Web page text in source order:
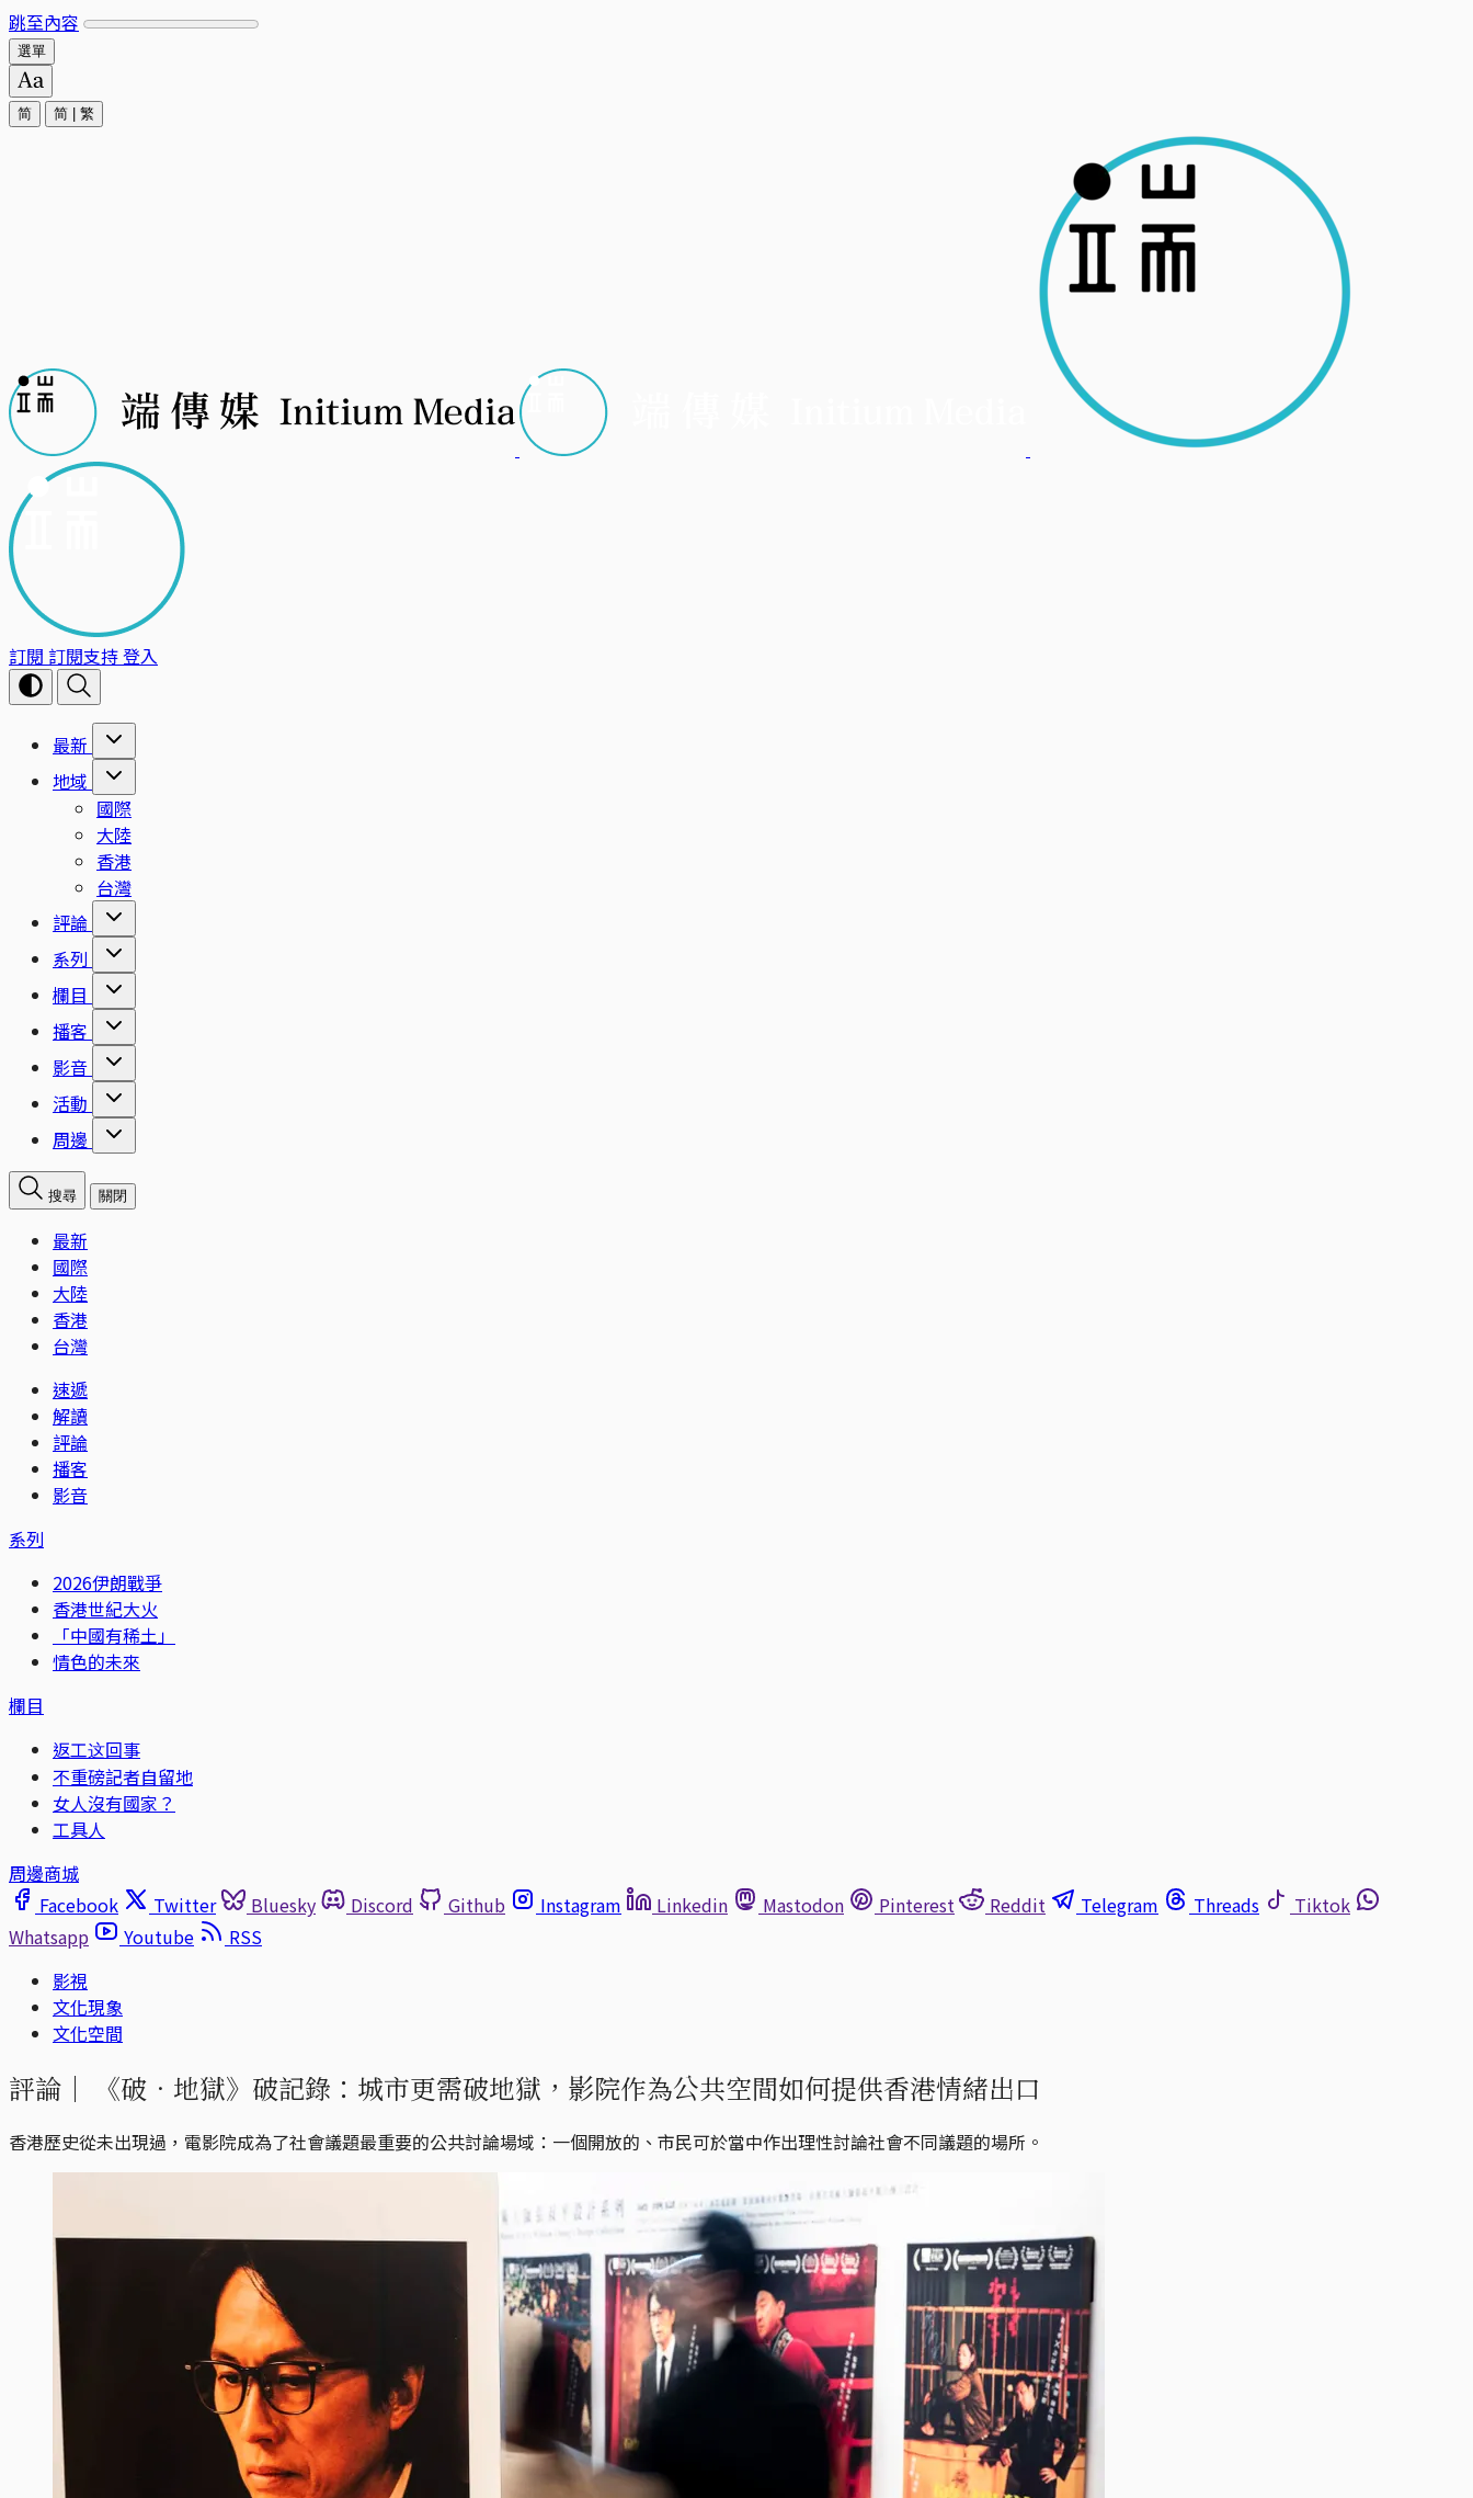
跳至內容
選單
简 简 繁
訂閱 訂閱支持登入
最新
地域
國際
大陸
香港
台灣
評論
系列
欄目
播客
影音
活動
周邊
搜尋 關閉
最新
國際
大陸
香港
台灣
速遞
解讀
評論
播客
影音
系列
2026伊朗戰爭
香港世紀大火
「中國有稀土」
情色的未來
欄目
返工这回事
不重磅記者自留地
女人沒有國家？
工具人
周邊商城
Facebook
Twitter Bluesky Discord Github Instagram Linkedin Mastodon Pinterest Reddit Telegram Threads
Tiktok
Whatsapp
Youtube
RSS
影視
文化現象
文化空間
評論｜ 《破．地獄》破記錄：城市更需破地獄，影院作為公共空間如何提供香港情緒出口
香港歷史從未出現過，電影院成為了社會議題最重要的公共討論場域：一個開放的、市民可於當中作出理性討論社會不同議題的場所。